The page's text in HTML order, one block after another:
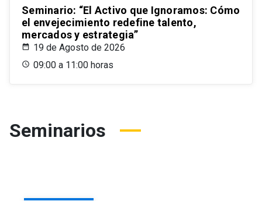
Seminario: “El Activo que Ignoramos: Cómo
el envejecimiento redefine talento,
mercados y estrategia”
19 de Agosto de 2026
09:00 a 11:00 horas
Seminarios